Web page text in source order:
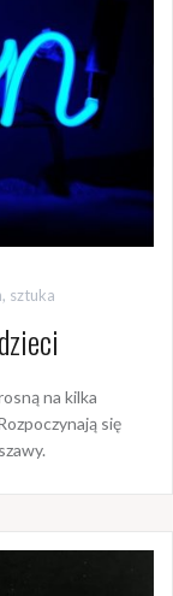
, sztuka
na kilka
się